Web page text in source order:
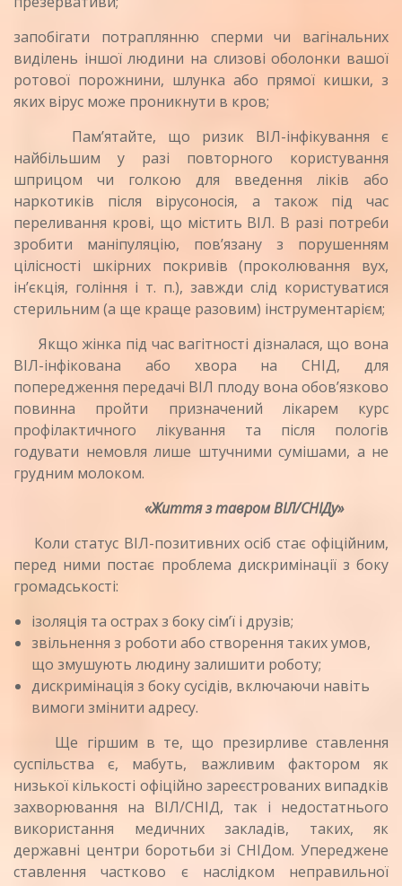
запобігати потраплянню сперми чи вагінальних
виділень іншої людини на слизові оболонки вашої
ротової порожнини, шлунка або пря­мої кишки, з
яких вірус може проникнути в кров;
Пам’ятайте, що ризик ВІЛ-інфікування є
найбільшим у разі повторного користування
шприцом чи голкою для введення ліків або
наркотиків після вірусоносія, а також під час
переливання крові, що містить ВІЛ. В разі потре­би
зробити маніпуляцію, пов’язану з порушенням
цілісності шкірних покривів (проколювання вух,
ін’єкція, гоління і т. п.), завжди слід користуватися
сте­рильним (а ще краще разовим) інструментарієм;
Якщо жінка під час вагітності дізналася, що вона
ВІЛ-інфікована або хвора на СНІД, для
попередження пе­редачі ВІЛ плоду вона обов’язково
повинна пройти при­значений лікарем курс
профілактичного лікування та після пологів
годувати немовля лише штучними суміша­ми, а не
грудним молоком.
«Життя з тавром ВІЛ/СНІДу»
Коли статус ВІЛ-позитивних осіб стає офіційним,
перед ними постає проблема дискримінації з боку
громадськості:
ізоляція та острах з боку сім’ї і друзів;
звільнення з роботи або створення таких умов,
що змушують людину залишити роботу;
дискримінація з боку сусідів, включаючи навіть
вимоги змінити адресу.
Ще гіршим в те, що презирливе ставлення
суспільства є, мабуть, важливим фактором як
низької кількості офіційно зареєстрованих випадків
захворювання на ВІЛ/СНІД, так і недостатнього
використання медичних закладів, таких, як
державні центри боротьби зі СНІДом. Упереджене
ставлення частково є наслідком неправильної